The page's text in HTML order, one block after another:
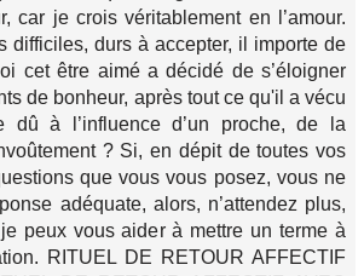
car je crois véritablement en l’amour.
difficiles, durs à accepter, il importe de
cet être aimé a décidé de s’éloigner
de bonheur, après tout ce qu'il a vécu
dû à l’influence d’un proche, de la
? Si, en dépit de toutes vos
que vous vous posez, vous ne
adéquate, alors, n’attendez plus,
peux vous aider à mettre un terme à
RITUEL DE RETOUR AFFECTIF